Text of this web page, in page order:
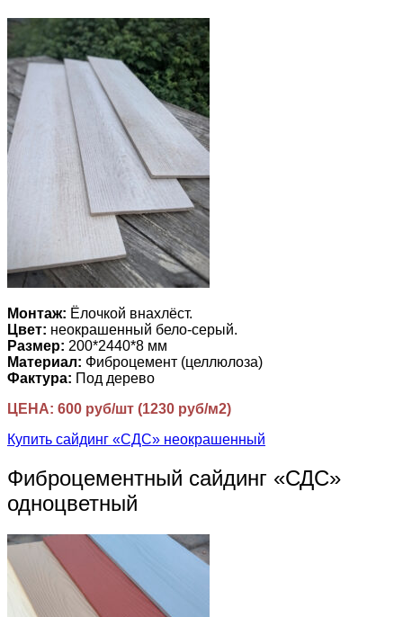
Монтаж: Ёлочкой внахлёст.
Цвет: неокрашенный бело-серый.
Размер: 200*2440*8 мм
Материал: Фиброцемент (целлюлоза)
Фактура: Под дерево
ЦЕНА: 600 руб/шт (1230 руб/м2)
Купить сайдинг «СДС» неокрашенный
Фиброцементный сайдинг «СДС»
одноцветный